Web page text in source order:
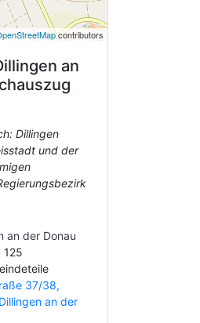
contributors
an
Dillingen
und der
an der Donau
125
37/38,
an der